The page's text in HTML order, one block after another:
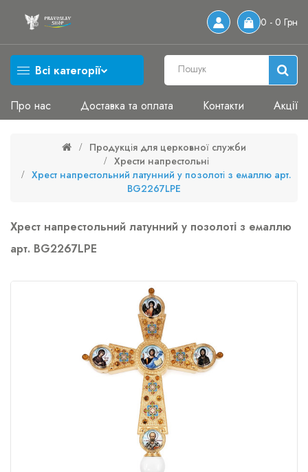
0 - 0 Грн
Всі категорії
Про нас Доставка та оплата Контакти Акції
Продукція для церковної служби
Хрести напрестольні
Хрест напрестольний латунний у позолоті з емаллю арт.
BG2267LPE
Хрест напрестольний латунний у позолоті з емаллю
арт. BG2267LPE